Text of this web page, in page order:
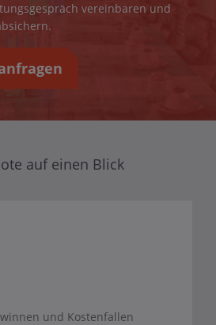
vereinbaren und
auf einen Blick
und Kostenfallen